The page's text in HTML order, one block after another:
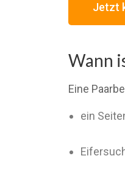
Jetzt
Wann
Eine
ein